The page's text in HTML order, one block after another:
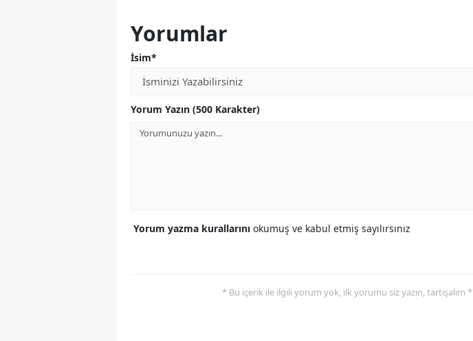
Yorumlar
İsim*
Yorum Yazın (500 Karakter)
Yorum yazma kurallarını okumuş ve kabul etmiş sayılırsınız
* Bu içerik ile ilgili yorum yok, ilk yorumu siz yazın, tartışalım *